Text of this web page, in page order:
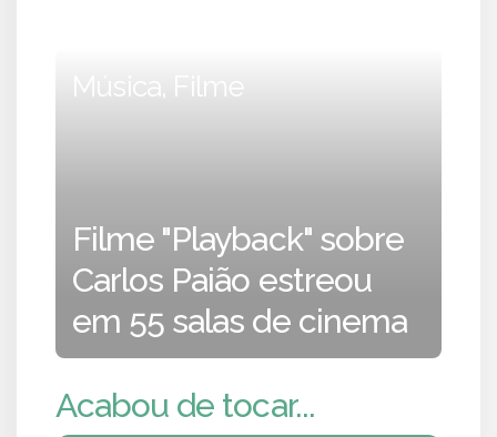
Música, Filme
Filme "Playback" sobre
Carlos Paião estreou
em 55 salas de cinema
Acabou de tocar...